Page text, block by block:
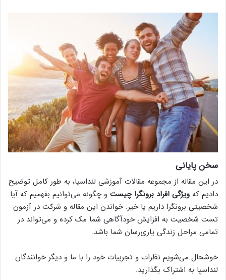
سخن پایانی
در این مقاله از مجموعه مقالات آموزشی لنداسپا، به طور کامل توضیح
دادیم که ویژگی افراد برونگرا چیست و چگونه می‌توانیم بفهمیم که آیا
شخصیتی برونگرا داریم یا خیر. خواندن این مقاله و شرکت در آزمون
تست شخصیت به افزایش خودآگاهی شما مک کرده و می‌تواند در
تمامی مراحل زندگی یاری‌رسان شما باشد.
خوشحال می‌شویم نظرات و تجربیات خود را با ما و دیگر خوانندگان
لنداسپا به اشتراک بگذارید.